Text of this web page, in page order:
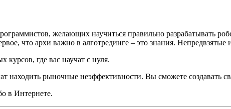
желающих научиться правильно разрабатывать
что архи важно в алготрединге – это знания.
где вас научат с нуля.
находить рыночные неэффективности. Вы сможете создавать
в Интернете.